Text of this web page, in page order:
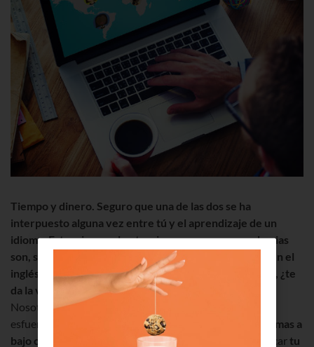
Tiempo y dinero. Seguro que una de las dos se ha
interpuesto alguna vez entre tú y el aprendizaje de un
idioma. Estancias en el extranjero o cursos en academias
son, sin duda, dos buenos métodos para dominar por fin el
inglés, francés o alemán, pero, ¿te lo puedes permitir?, ¿te
da la vida? Esa es la cuestión.
Nosotros conocemos algunas alternativas. Requieren
esfuerzo y constancia, pero te permitirán
aprender idiomas a
bajo coste
y desde donde quieras. Además, podrás marcar tu